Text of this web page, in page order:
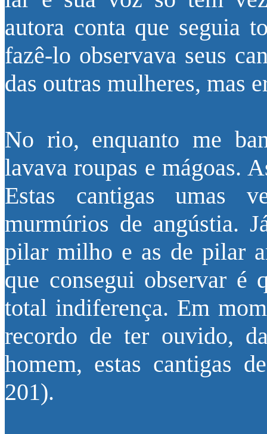
autora conta que seguia
fazê-lo observava seus
das outras mulheres, mas
No rio, enquanto me
lavava roupas e mágoas.
Estas cantigas umas
murmúrios de angústia.
pilar milho e as de pilar
que consegui observar é
total indiferença. Em
recordo de ter ouvido,
homem, estas cantigas
201).